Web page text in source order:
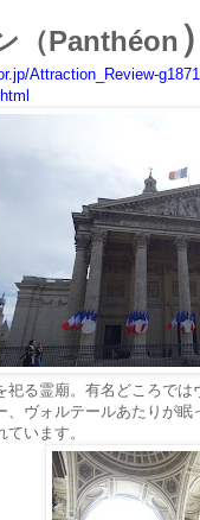
（Panthéon
Attraction_Review-
祀る霊廟。有名どころで
、ヴォルテールあたりが
います。